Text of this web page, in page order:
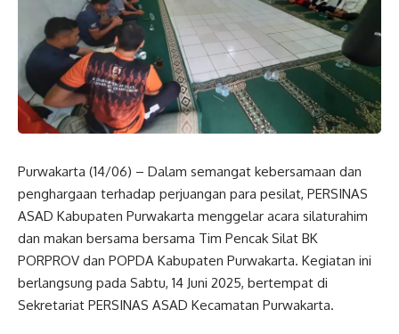
Purwakarta (14/06) – Dalam semangat kebersamaan dan
penghargaan terhadap perjuangan para pesilat, PERSINAS
ASAD Kabupaten Purwakarta menggelar acara silaturahim
dan makan bersama bersama Tim Pencak Silat BK
PORPROV dan POPDA Kabupaten Purwakarta. Kegiatan ini
berlangsung pada Sabtu, 14 Juni 2025, bertempat di
Sekretariat PERSINAS ASAD Kecamatan Purwakarta.